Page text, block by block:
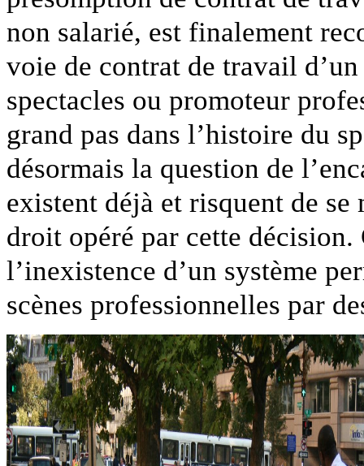
non salarié, est finalement
voie de contrat de travail
spectacles ou promoteur
grand pas dans l’histoire du
désormais la question de
existent déjà et risquent de
droit opéré par cette
l’inexistence d’un système
scènes professionnelles par